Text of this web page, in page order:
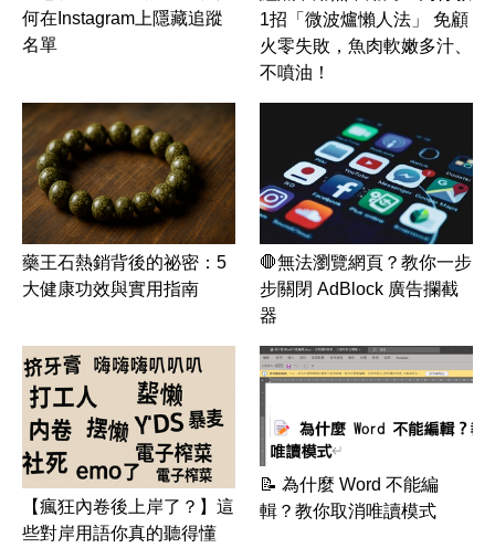
何在Instagram上隱藏追蹤
名單
1招「微波爐懶人法」 免顧
火零失敗，魚肉軟嫩多汁、
不噴油！
藥王石熱銷背後的祕密：5
大健康功效與實用指南
🛑無法瀏覽網頁？教你一步
步關閉 AdBlock 廣告攔截
器
【瘋狂內卷後上岸了？】這
些對岸用語你真的聽得懂
📝 為什麼 Word 不能編
輯？教你取消唯讀模式